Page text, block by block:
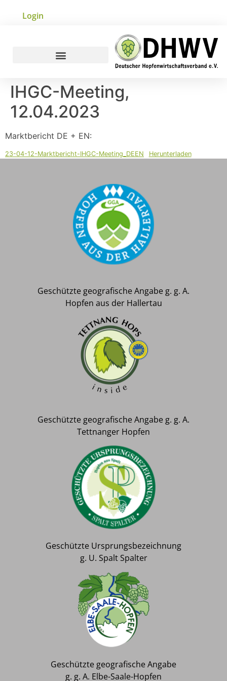
Login
IHGC-Meeting,
12.04.2023
Marktbericht DE + EN:
23-04-12-Marktbericht-IHGC-Meeting_DEEN Herunterladen
Geschützte geografische Angabe g. g. A.
Hopfen aus der Hallertau
Geschützte geografische Angabe g. g. A.
Tettnanger Hopfen
Geschützte Ursprungsbezeichnung
g. U. Spalt Spalter
Geschützte geografische Angabe
g. g. A. Elbe-Saale-Hopfen